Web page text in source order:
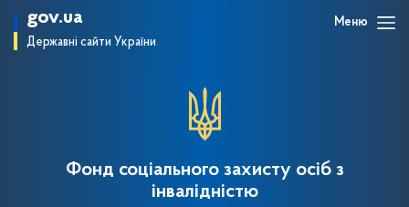
gov.ua
Державні сайти України
Меню
Фонд соціального захисту осіб з
інвалідністю